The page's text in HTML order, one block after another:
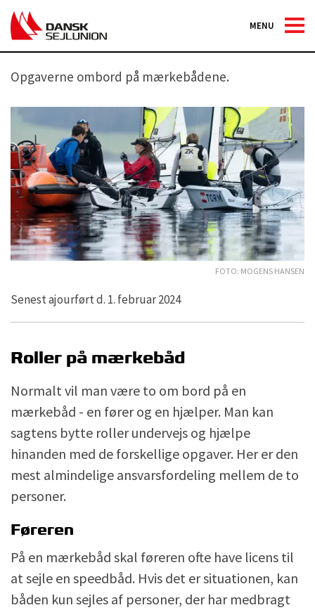
MENU
Mærkebåde
Opgaverne ombord på mærkebådene.
Foto: Mogens Hansen
Senest ajourført d. 1. februar 2024
Roller på mærkebåd
Normalt vil man være to om bord på en
mærkebåd - en fører og en hjælper. Man kan
sagtens bytte roller undervejs og hjælpe
hinanden med de forskellige opgaver. Her er den
mest almindelige ansvarsfordeling mellem de to
personer.
Føreren
På en mærkebåd skal føreren ofte have licens til
at sejle en speedbåd. Hvis det er situationen, kan
båden kun sejles af personer, der har medbragt